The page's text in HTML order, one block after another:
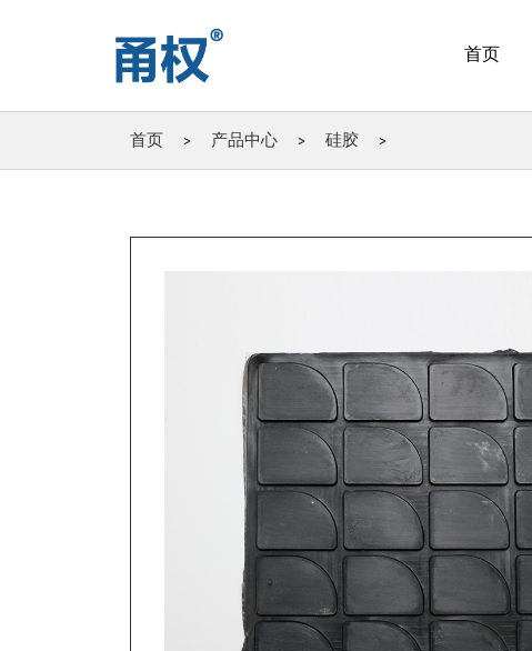
首页
首页 > 产品中心 > 硅胶 >